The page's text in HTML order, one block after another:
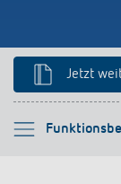
Jetzt
Bitte